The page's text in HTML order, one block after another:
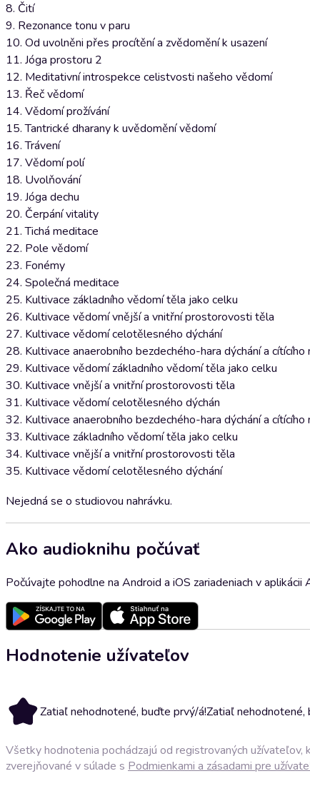
8. Čití
9. Rezonance tonu v paru
10. Od uvolněni přes procítění a zvědomění k usazení
11. Jóga prostoru 2
12. Meditativní introspekce celistvosti našeho vědomí
13. Řeč vědomí
14. Vědomí prožívání
15. Tantrické dharany k uvědomění vědomí
16. Trávení
17. Vědomí polí
18. Uvolňování
19. Jóga dechu
20. Čerpání vitality
21. Tichá meditace
22. Pole vědomí
23. Fonémy
24. Společná meditace
25. Kultivace základního vědomí těla jako celku
26. Kultivace vědomí vnější a vnitřní prostorovosti těla
27. Kultivace vědomí celotělesného dýchání
28. Kultivace anaerobního bezdechého-hara dýchání a cítícího
29. Kultivace vědomí základního vědomí těla jako celku
30. Kultivace vnější a vnitřní prostorovosti těla
31. Kultivace vědomí celotělesného dýchán
32. Kultivace anaerobního bezdechého-hara dýchání a cítícího
33. Kultivace základního vědomí těla jako celku
34. Kultivace vnější a vnitřní prostorovosti těla
35. Kultivace vědomí celotělesného dýchání
Nejedná se o studiovou nahrávku.
Ako audioknihu počúvať
Počúvajte pohodlne na Android a iOS zariadeniach v aplikácii
Hodnotenie užívateľov
Zatiaľ nehodnotené, buďte prvý/á!Zatiaľ nehodnotené,
Všetky hodnotenia pochádzajú od registrovaných
zverejňované v súlade s Podmienkami a zásadami pre